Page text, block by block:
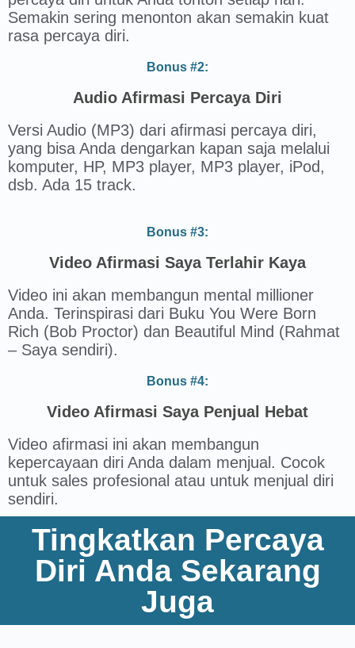
Semakin sering menonton akan semakin kuat
rasa percaya diri.
Bonus #2:
Audio Afirmasi Percaya Diri
Versi Audio (MP3) dari afirmasi percaya diri,
yang bisa Anda dengarkan kapan saja melalui
komputer, HP, MP3 player, MP3 player, iPod,
dsb. Ada 15 track.
Bonus #3:
Video Afirmasi Saya Terlahir Kaya
Video ini akan membangun mental millioner
Anda. Terinspirasi dari Buku You Were Born
Rich (Bob Proctor) dan Beautiful Mind (Rahmat
– Saya sendiri).
Bonus #4:
Video Afirmasi Saya Penjual Hebat
Video afirmasi ini akan membangun
kepercayaan diri Anda dalam menjual. Cocok
untuk sales profesional atau untuk menjual diri
sendiri.
Tingkatkan Percaya
Diri Anda Sekarang
Juga